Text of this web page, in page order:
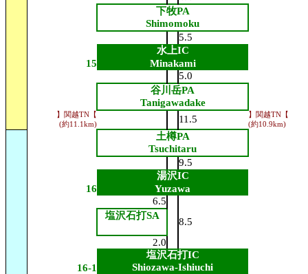
下牧PA
Shimomoku
5.5
水上IC
15
Minakami
5.0
谷川岳PA
Tanigawadake
】関越TN【
(約11.1km)
11.5
】関越TN【
(約10.9km)
土樽PA
Tsuchitaru
9.5
湯沢IC
16
Yuzawa
6.5
塩沢石打SA
8.5
2.0
塩沢石打IC
16-1
Shiozawa-Ishiuchi